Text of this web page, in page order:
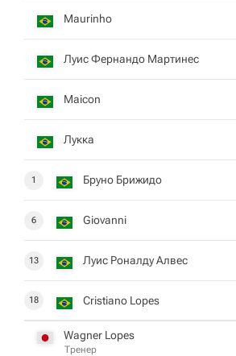
Maurinho
Луис Фернандо Мартинес
Maicon
Лукка
1 Бруно Брижидо
6 Giovanni
13 Луис Роналду Алвес
18 Cristiano Lopes
Wagner Lopes
Тренер